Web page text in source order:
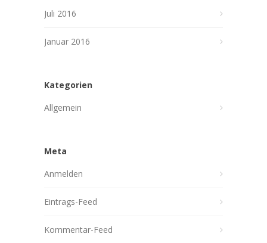
Juli 2016
Januar 2016
Kategorien
Allgemein
Meta
Anmelden
Eintrags-Feed
Kommentar-Feed